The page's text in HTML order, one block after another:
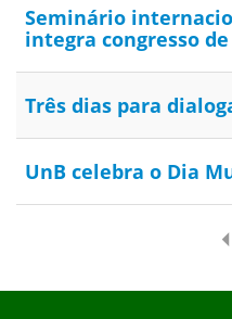
Seminário
integra congresso
Três dias para
UnB celebra o Dia